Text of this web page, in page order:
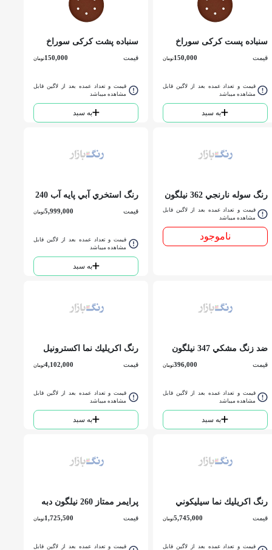
سنباده پست کرکی سوراخ
قیمت 150,000تومان
قیمت و تعداد عمده بعد از لاگین قابل
مشاهده میباشد
به سبد
سنباده پشت کرکی سوراخ
قیمت 150,000تومان
قیمت و تعداد عمده بعد از لاگین قابل
مشاهده میباشد
به سبد
رنگ سوله نارنجي 362 نيلگون
حلبقیمت و تعداد عمده بعد از لاگین قابل
مشاهده میباشد
ناموجود
رنگ استخري آبي پايه آب 240
قیمت 5,999,000تومان
قیمت و تعداد عمده بعد از لاگین قابل
مشاهده میباشد
به سبد
ضد زنگ مشكي 347 نيلگون
قیمت 396,000تومان
قیمت و تعداد عمده بعد از لاگین قابل
مشاهده میباشد
به سبد
رنگ اكريليك نما اكسترونيل
قیمت 4,102,000تومان
قیمت و تعداد عمده بعد از لاگین قابل
مشاهده میباشد
به سبد
رنگ اكريليك نما سيليكوني
قیمت 5,745,000تومان
قیمت و تعداد عمده بعد از لاگین قابل
پرايمر ممتاز 260 نيلگون دبه
قیمت 1,725,500تومان
قیمت و تعداد عمده بعد از لاگین قابل